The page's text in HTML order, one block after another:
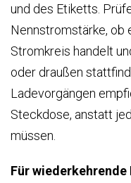
und des Etiketts.
Nennstromstärke, ob
Stromkreis handelt
oder draußen
Ladevorgängen
Steckdose, anstatt
müssen.
Für